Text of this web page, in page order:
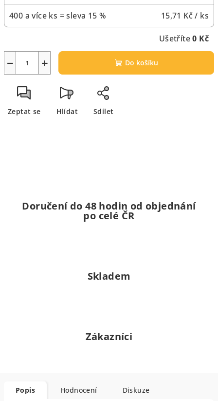
400 a více ks = sleva 15 % 15,71 Kč/ ks
Ušetříte0 Kč
+
− Do košíku
Zeptat se Hlídat Sdílet
Doručení do 48 hodin od objednání
po celé ČR
Skladem
Zákazníci
Popis Hodnocení Diskuze